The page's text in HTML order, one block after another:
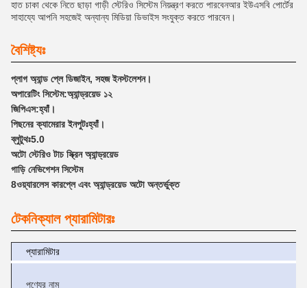
হাত চাকা থেকে নিতে ছাড়া গাড়ী স্টেরিও সিস্টেম নিয়ন্ত্রণ করতে পারবেনআর ইউএসবি পোর্টের
সাহায্যে আপনি সহজেই অন্যান্য মিডিয়া ডিভাইস সংযুক্ত করতে পারবেন।
বৈশিষ্ট্যঃ
প্লাগ অ্যান্ড প্লে ডিজাইন, সহজ ইনস্টলেশন।
অপারেটিং সিস্টেম:অ্যান্ড্রয়েড ১২
জিপিএস:হ্যাঁ।
পিছনের ক্যামেরার ইনপুটঃহ্যাঁ।
ব্লুটুথঃ5.0
অটো স্টেরিও টাচ স্ক্রিন অ্যান্ড্রয়েড
গাড়ি নেভিগেশন সিস্টেম
8ওয়্যারলেস কারপ্লে এবং অ্যান্ড্রয়েড অটো অন্তর্ভুক্ত
টেকনিক্যাল প্যারামিটারঃ
প্যারামিটার
পণ্যের নাম